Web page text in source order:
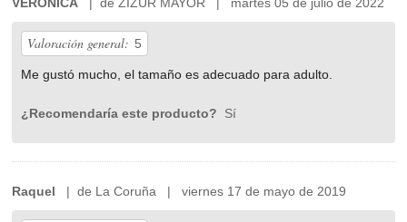
Valoración general: 5
Me gustó mucho, el tamaño es adecuado para adulto.
¿Recomendaría este producto? Sí
Raquel | de La Coruña | viernes 17 de mayo de 2019